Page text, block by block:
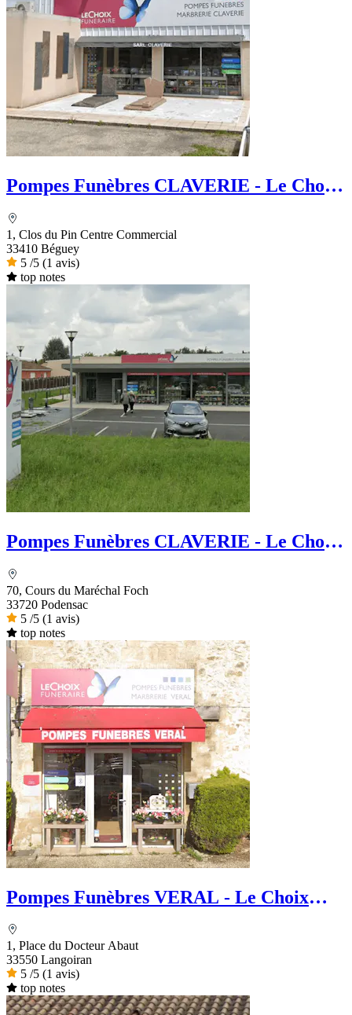
Pompes Funèbres CLAVERIE - Le Choix
1, Clos du Pin Centre Commercial
33410 Béguey
5 /5 (1 avis)
top notes
Pompes Funèbres CLAVERIE - Le Choix
70, Cours du Maréchal Foch
33720 Podensac
5 /5 (1 avis)
top notes
Pompes Funèbres VERAL - Le Choix
1, Place du Docteur Abaut
33550 Langoiran
5 /5 (1 avis)
top notes